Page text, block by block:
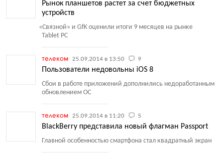
Рынок планшетов растет за счет бюджетных
устройств
«Связной» и GfK оценили итоги 9 месяцев на рынке
Tablet PC
телеком 25.09.2014 в 13:50 9
Пользователи недовольны iOS 8
Сбои в работе приложений дополнились недоработанным
обновлением ОС
телеком 25.09.2014 в 11:20 5
BlackBerry представила новый флагман Passport
Главной особенностью смартфона стал квадратный экран